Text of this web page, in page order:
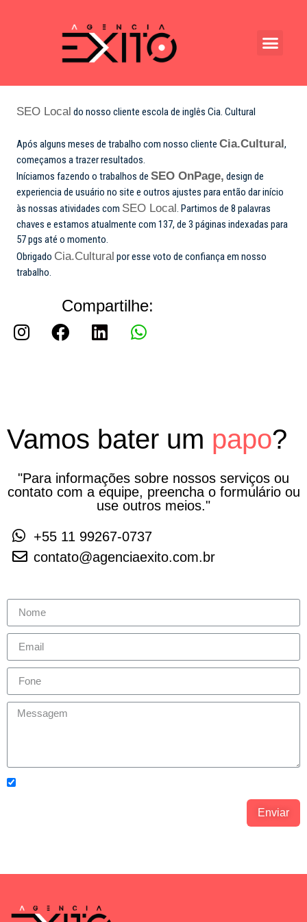
SEO Local do nosso cliente escola de inglês Cia. Cultural
Após alguns meses de trabalho com nosso cliente Cia.Cultural,
começamos a trazer resultados.
Iníciamos fazendo o trabalhos de SEO OnPage, design de
experiencia de usuário no site e outros ajustes para então dar início
às nossas atividades com SEO Local. Partimos de 8 palavras
chaves e estamos atualmente com 137, de 3 páginas indexadas para
57 pgs até o momento.
Obrigado Cia.Cultural por esse voto de confiança em nosso
trabalho.
Compartilhe:
Vamos bater um papo?
"Para informações sobre nossos serviços ou
contato com a equipe, preencha o formulário ou
use outros meios."
+55 11 99267-0737
contato@agenciaexito.com.br
Enviar